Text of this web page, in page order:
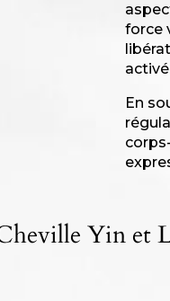
force
En
Yin et